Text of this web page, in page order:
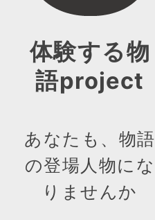
体験する物
語project
あなたも、物語
の登場人物にな
りませんか